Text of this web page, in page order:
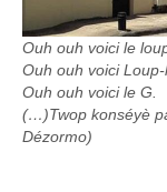
Ouh ouh voici le
Ouh ouh voici
Ouh ouh voici le G.
(…)Twop konséyè
Dézormo)